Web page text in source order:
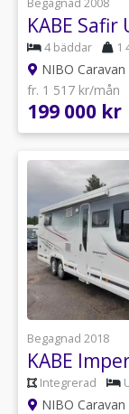
KABE Safir
4 bäddar 1
NIBO Caravan
fr. 1 517 kr/mån
199 000 kr
Begagnad 2018
Integrerad
NIBO Caravan